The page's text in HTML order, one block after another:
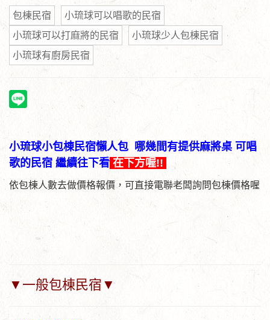
包棟民宿
小琉球可以唱歌的民宿
小琉球可以打麻將的民宿
小琉球少人包棟民宿
小琉球有廚房民宿
小琉球小包棟民宿懶人包 哪幾間有提供麻將桌 可唱
歌的民宿 繼續往下看 在下方喔!!
依包棟人數去做價格報價，可直接電聯老闆詢問包棟價格喔
▼一般包棟民宿▼